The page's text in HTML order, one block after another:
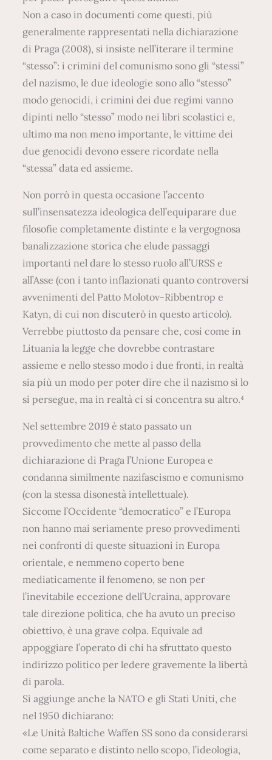
Non a caso in documenti come questi, più
generalmente rappresentati nella dichiarazione
di Praga (2008), si insiste nell’iterare il termine
“stesso”: i crimini del comunismo sono gli “stessi”
del nazismo, le due ideologie sono allo “stesso”
modo genocidi, i crimini dei due regimi vanno
dipinti nello “stesso” modo nei libri scolastici e,
ultimo ma non meno importante, le vittime dei
due genocidi devono essere ricordate nella
“stessa” data ed assieme.
Non porrò in questa occasione l’accento
sull’insensatezza ideologica dell’equiparare due
filosofie completamente distinte e la vergognosa
banalizzazione storica che elude passaggi
importanti nel dare lo stesso ruolo all’URSS e
all’Asse (con i tanto inflazionati quanto controversi
avvenimenti del Patto Molotov-Ribbentrop e
Katyn, di cui non discuterò in questo articolo).
Verrebbe piuttosto da pensare che, così come in
Lituania la legge che dovrebbe contrastare
assieme e nello stesso modo i due fronti, in realtà
sia più un modo per poter dire che il nazismo sì lo
si persegue, ma in realtà ci si concentra su altro.⁴
Nel settembre 2019 è stato passato un
provvedimento che mette al passo della
dichiarazione di Praga l’Unione Europea e
condanna similmente nazifascismo e comunismo
(con la stessa disonestà intellettuale).
Siccome l’Occidente “democratico” e l’Europa
non hanno mai seriamente preso provvedimenti
nei confronti di queste situazioni in Europa
orientale, e nemmeno coperto bene
mediaticamente il fenomeno, se non per
l’inevitabile eccezione dell’Ucraina, approvare
tale direzione politica, che ha avuto un preciso
obiettivo, è una grave colpa. Equivale ad
appoggiare l’operato di chi ha sfruttato questo
indirizzo politico per ledere gravemente la libertà
di parola.
Sì aggiunge anche la NATO e gli Stati Uniti, che
nel 1950 dichiarano:
«Le Unità Baltiche Waffen SS sono da considerarsi
come separato e distinto nello scopo, l’ideologia,